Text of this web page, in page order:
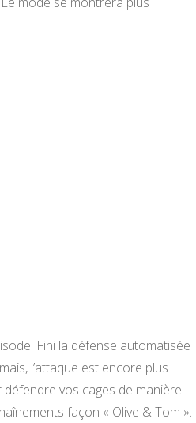
Fini la défense automatisée
l’attaque est encore plus
vos cages de manière
façon « Olive & Tom ».